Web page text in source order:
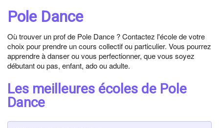
Pole Dance
Où trouver un prof de Pole Dance ? Contactez l'école de votre
choix pour prendre un cours collectif ou particulier. Vous pourrez
apprendre à danser ou vous perfectionner, que vous soyez
débutant ou pas, enfant, ado ou adulte.
Les meilleures écoles de Pole
Dance